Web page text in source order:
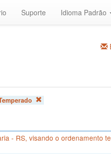
Suporte Idioma Padrão
- RS, visando o ordenamento